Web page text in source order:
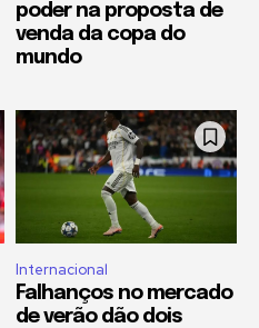
poder na proposta de
venda da copa do
mundo
Internacional
Falhanços no mercado
de verão dão dois